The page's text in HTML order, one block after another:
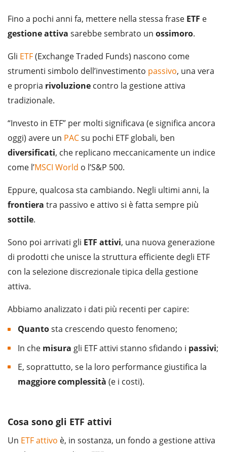
Fino a pochi anni fa, mettere nella stessa frase ETF e
gestione attiva sarebbe sembrato un ossimoro.
Gli ETF(Exchange Traded Funds) nascono come
strumenti simbolo dell’investimento passivo, una vera
e propria rivoluzione contro la gestione attiva
tradizionale.
“Investo in ETF” per molti significava (e significa ancora
oggi) avere un PACsu pochi ETF globali, ben
diversificati, che replicano meccanicamente un indice
come l’MSCI World o l’S&P 500.
Eppure, qualcosa sta cambiando. Negli ultimi anni, la
frontiera tra passivo e attivo si è fatta sempre più
sottile.
Sono poi arrivati gli ETF attivi, una nuova generazione
di prodotti che unisce la struttura efficiente degli ETF
con la selezione discrezionale tipica della gestione
attiva.
Abbiamo analizzato i dati più recenti per capire:
Quantosta crescendo questo fenomeno;
In che misura gli ETF attivi stanno sfidando i passivi;
E, soprattutto, se la loro performance giustifica la
maggiorecomplessità (e i costi).
Cosa sono gli ETF attivi
Un ETF attivo è, in sostanza, un fondo a gestione attiva